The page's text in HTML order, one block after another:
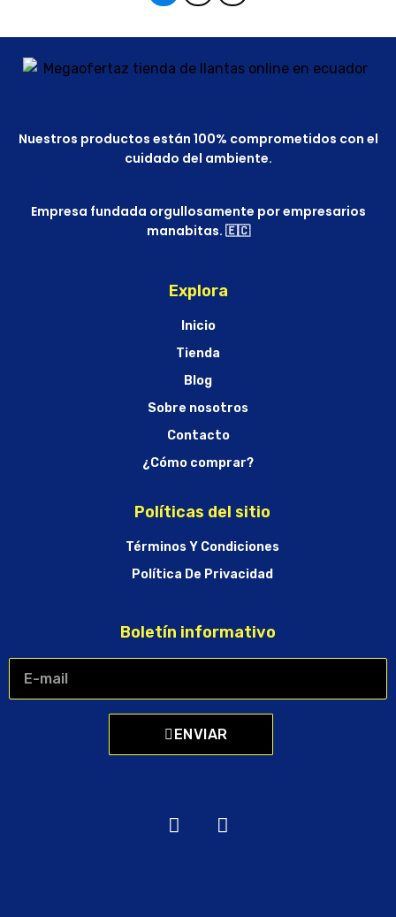
Nuestros productos están 100% comprometidos con el
cuidado del ambiente.
Empresa fundada orgullosamente por empresarios
manabitas. 🇪🇨
Explora
Inicio
Tienda
Blog
Sobre nosotros
Contacto
¿Cómo comprar?
Políticas del sitio
Términos Y Condiciones
Política De Privacidad
Boletín informativo
ENVIAR